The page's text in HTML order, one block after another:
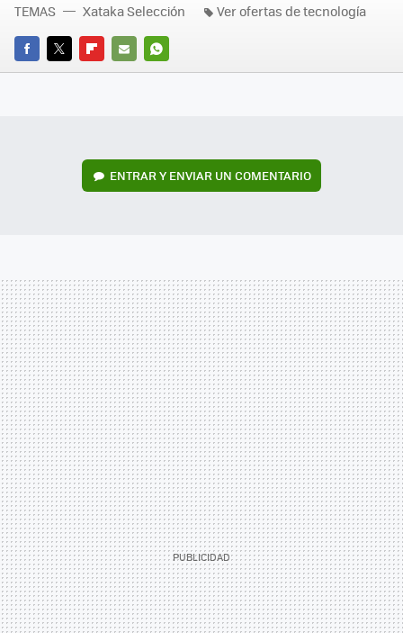
FACEBOOK
TWITTERFLIPBOARD
E-
WHATSAPP
TEMAS Xataka Selección Ver ofertas de tecnología
ENTRAR Y ENVIAR UN COMENTARIO